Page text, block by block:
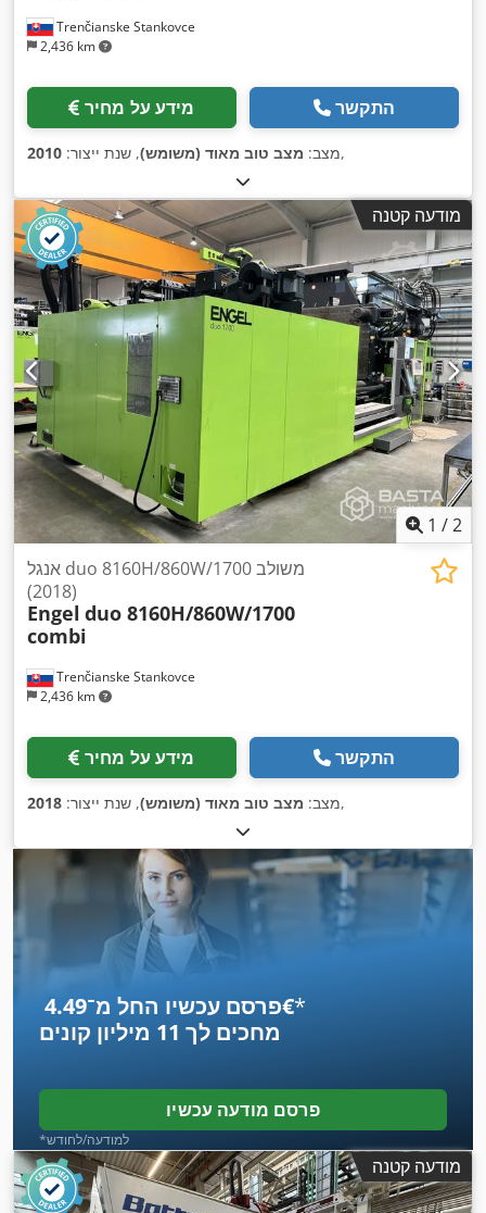
Trenčianske Stankovce
2,436 km
מידע על מחיר התקשר
מצב: מצב טוב מאוד (משומש), שנת ייצור: 2010 ,
מודעה קטנה
1 /2
Trenčianske Stankovce
2,436 km
אנגל duo 8160H/860W/1700 משולב
(2018)
Engel duo 8160H/860W/1700
combi
מידע על מחיר התקשר
מצב: מצב טוב מאוד (משומש), שנת ייצור: 2018 ,
פרסם עכשיו החל מ־‏4.49 ‏€*
מחכים לך 11 מיליון קונים
פרסם מודעה עכשיו
*למודעה/לחודש
מודעה קטנה